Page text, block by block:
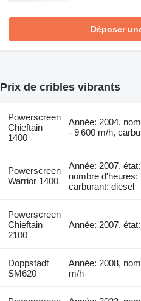
Déposer
Prix de cribles vibrants
Powerscreen
Chieftain
1400
Année: 2004,
- 9 600 m/h,
Powerscreen
Warrior 1400
Année: 2007,
nombre d'heures:
carburant: diesel
Powerscreen
Chieftain
2100
Année: 2007,
Doppstadt
SM620
Année: 2008,
m/h